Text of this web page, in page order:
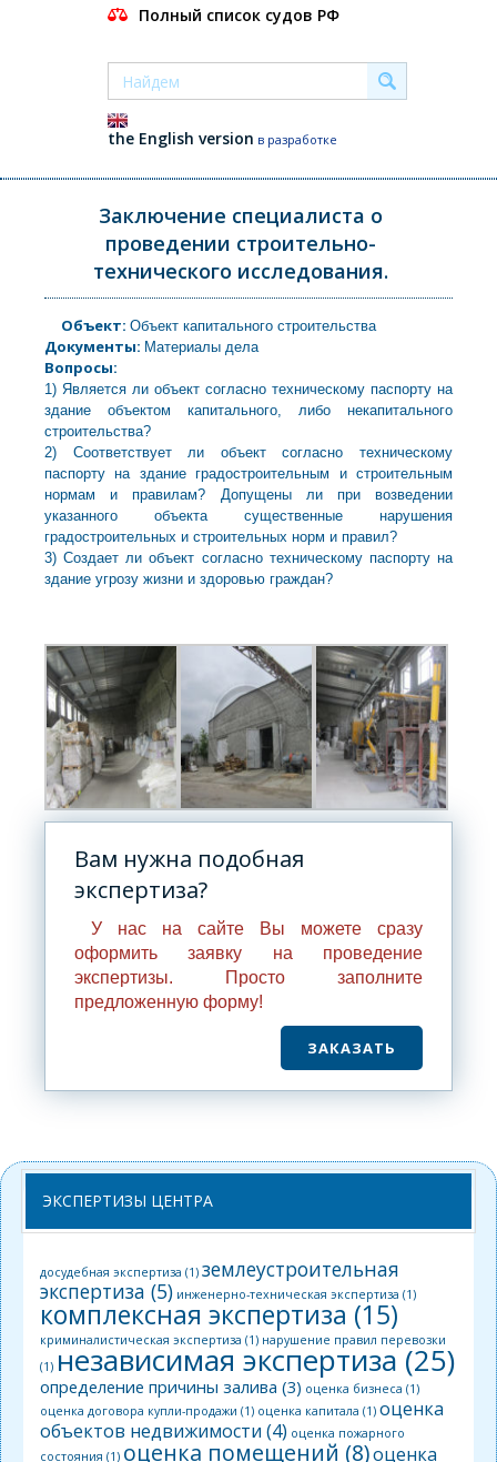
Полный список судов РФ
the English version в разработке
Заключение специалиста о
проведении строительно-
технического исследования.
Объект: Объект капитального строительства
Документы: Материалы дела
Вопросы:
1) Является ли объект согласно техническому паспорту на
здание объектом капитального, либо некапитального
строительства?
2) Соответствует ли объект согласно техническому
паспорту на здание градостроительным и строительным
нормам и правилам? Допущены ли при возведении
указанного объекта существенные нарушения
градостроительных и строительных норм и правил?
3) Создает ли объект согласно техническому паспорту на
здание угрозу жизни и здоровью граждан?
Вам нужна подобная
экспертиза?
У нас на сайте Вы можете сразу
оформить заявку на проведение
экспертизы. Просто заполните
предложенную форму!
ЗАКАЗАТЬ
ЭКСПЕРТИЗЫ ЦЕНТРА
досудебная экспертиза (1) землеустроительная
экспертиза (5) инженерно-техническая экспертиза (1)
комплексная экспертиза (15)
криминалистическая экспертиза (1) нарушение правил перевозки
(1) независимая экспертиза(25)
определение причины залива (3) оценка бизнеса (1)
оценка договора купли-продажи (1) оценка капитала (1) оценка
объектов недвижимости (4) оценка пожарного
состояния (1) оценка помещений (8)оценка